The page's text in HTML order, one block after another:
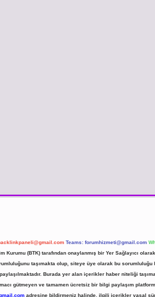
Teams: forumhizmeti@gmail.com
(BTK) tarafından onaylanmış bir Yer Sağlayıcı
taşımakta olup, siteye üye olarak bu
paylaşılmaktadır. Burada yer alan içerikler haber niteliği
gütmeyen ve tamamen ücretsiz bir bilgi paylaşım
adresine bildirmeniz halinde, ilgili içerikler yasal